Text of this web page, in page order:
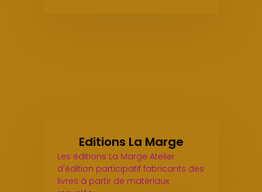
Editions La Marge
Les éditions La Marge Atelier
d'édition participatif fabricants des
livres à partir de matériaux